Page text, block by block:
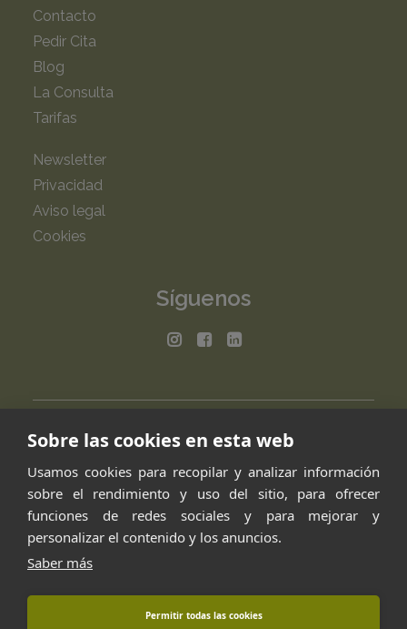
Contacto
Pedir Cita
Blog
La Consulta
Tarifas
Newsletter
Privacidad
Aviso legal
Cookies
Síguenos
Sobre las cookies en esta web
Usamos cookies para recopilar y analizar información
sobre el rendimiento y uso del sitio, para ofrecer
funciones de redes sociales y para mejorar y
personalizar el contenido y los anuncios.
Saber más
Permitir todas las cookies